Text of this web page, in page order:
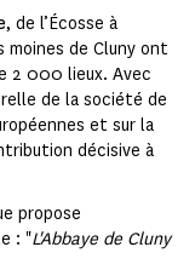
, de l’Écosse à
moines de Cluny ont
2 000 lieux. Avec
de la société de
et sur la
décisive à
propose
: "L'Abbaye de Cluny